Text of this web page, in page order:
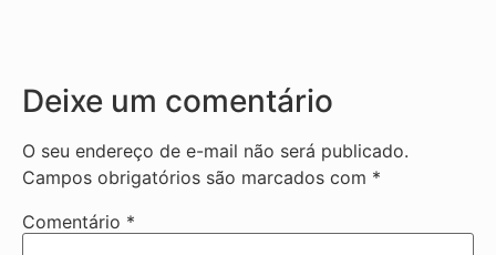
Deixe um comentário
O seu endereço de e-mail não será publicado.
Campos obrigatórios são marcados com *
Comentário *